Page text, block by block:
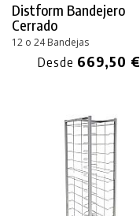
Distform Bandejero
Cerrado
12 o 24 Bandejas
Desde 669,50 €